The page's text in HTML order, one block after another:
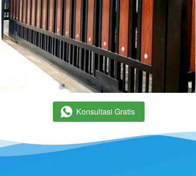
` Konsultasi Gratis